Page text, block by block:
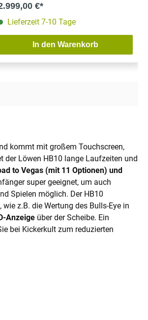
€*
Lieferzeit 7-10 Tage
In den Warenkorb
kommt mit großem Touchscreen,
der Löwen HB10 lange Laufzeiten und
to Vegas (mit 11 Optionen) und
super geeignet, um auch
Spielen möglich. Der HB10
z.B. die Wertung des Bulls-Eye in
Anzeige über der Scheibe. Ein
bei Kickerkult zum reduzierten